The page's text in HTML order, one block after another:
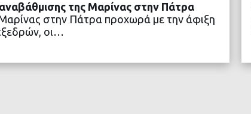
ΠΕΡΙΣΣΟΤΕΡΑ
της Μαρίνας στην Πάτρα
στην Πάτρα προχωρά με την άφιξη
οι…